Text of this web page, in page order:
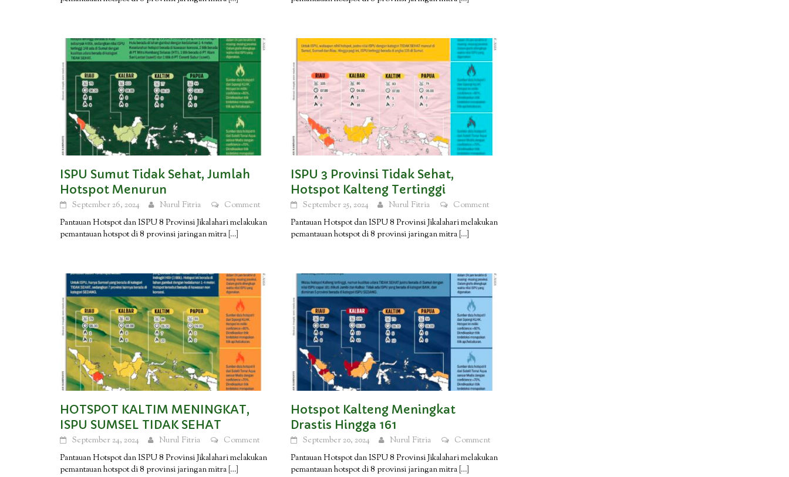
ISPU Sumut Tidak Sehat, Jumlah
Hotspot Menurun
September 26, 2024 Nurul Fitria
Comment
Pantauan Hotspot dan ISPU 8 Provinsi Jikalahari melakukan
pemantauan hotspot di 8 provinsi jaringan mitra […]
ISPU 3 Provinsi Tidak Sehat,
Hotspot Kalteng Tertinggi
September 25, 2024 Nurul Fitria
Comment
Pantauan Hotspot dan ISPU 8 Provinsi Jikalahari melakukan
pemantauan hotspot di 8 provinsi jaringan mitra […]
HOTSPOT KALTIM MENINGKAT,
ISPU SUMSEL TIDAK SEHAT
September 24, 2024 Nurul Fitria
Comment
Pantauan Hotspot dan ISPU 8 Provinsi Jikalahari melakukan
pemantauan hotspot di 8 provinsi jaringan mitra […]
Hotspot Kalteng Meningkat
Drastis Hingga 161
September 20, 2024 Nurul Fitria
Comment
Pantauan Hotspot dan ISPU 8 Provinsi Jikalahari melakukan
pemantauan hotspot di 8 provinsi jaringan mitra […]